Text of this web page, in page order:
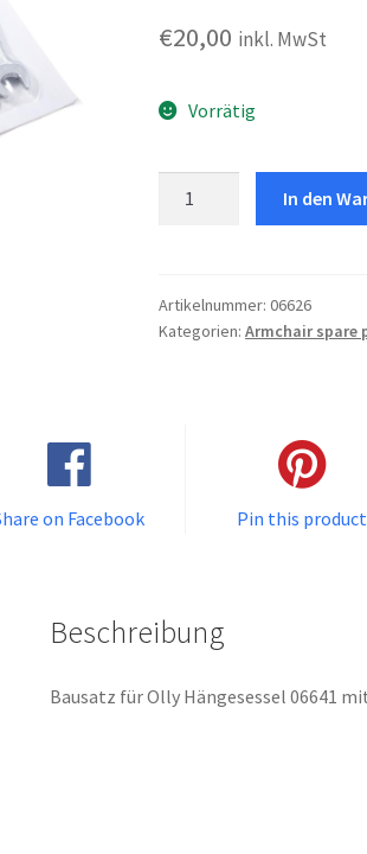
€20,00 inkl. MwSt
Vorrätig
Menge
In den
Artikelnummer:06626
Kategorien:Armchair spare
on Facebook Pin this product
Beschreibung
Bausatz für Olly Hängesessel 06641